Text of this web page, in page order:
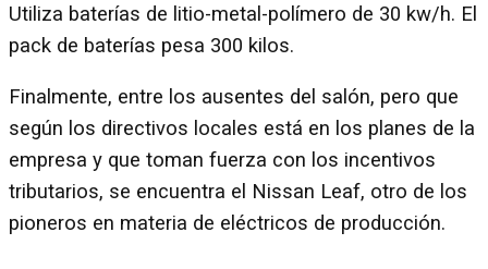
Utiliza baterías de litio-metal-polímero de 30 kw/h. El
pack de baterías pesa 300 kilos.
Finalmente, entre los ausentes del salón, pero que
según los directivos locales está en los planes de la
empresa y que toman fuerza con los incentivos
tributarios, se encuentra el Nissan Leaf, otro de los
pioneros en materia de eléctricos de producción.